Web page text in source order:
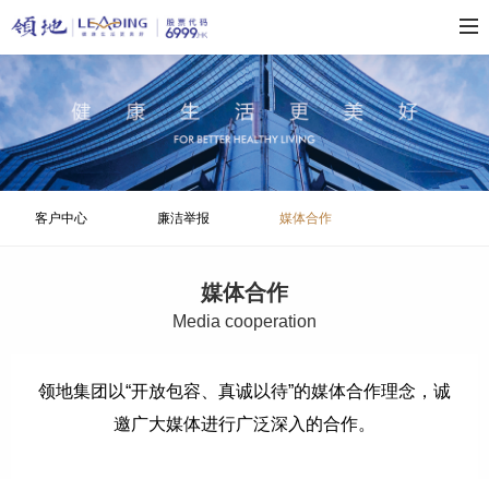
客户中心 廉洁举报 媒体合作
媒体合作
Media cooperation
领地集团以“开放包容、真诚以待”的媒体合作理念，诚
邀广大媒体进行广泛深入的合作。